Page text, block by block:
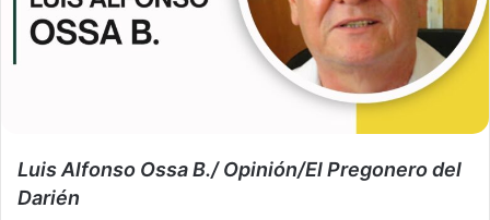
Luis Alfonso Ossa B./ Opinión/El Pregonero del
Darién